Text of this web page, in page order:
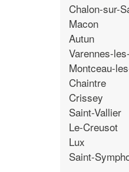
Chalon-sur-
Macon
Autun
Varennes-
Montceau-
Chaintre
Crissey
Saint-Vallier
Le-Creusot
Lux
Saint-